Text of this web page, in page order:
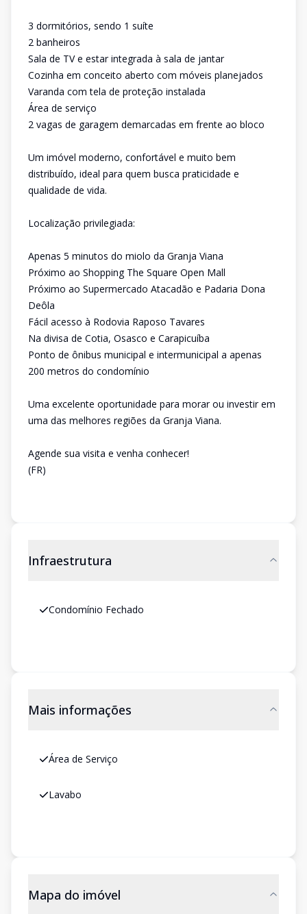
3 dormitórios, sendo 1 suíte
2 banheiros
Sala de TV e estar integrada à sala de jantar
Cozinha em conceito aberto com móveis planejados
Varanda com tela de proteção instalada
Área de serviço
2 vagas de garagem demarcadas em frente ao bloco
Um imóvel moderno, confortável e muito bem
distribuído, ideal para quem busca praticidade e
qualidade de vida.
Localização privilegiada:
Apenas 5 minutos do miolo da Granja Viana
Próximo ao Shopping The Square Open Mall
Próximo ao Supermercado Atacadão e Padaria Dona
Deôla
Fácil acesso à Rodovia Raposo Tavares
Na divisa de Cotia, Osasco e Carapicuíba
Ponto de ônibus municipal e intermunicipal a apenas
200 metros do condomínio
Uma excelente oportunidade para morar ou investir em
uma das melhores regiões da Granja Viana.
Agende sua visita e venha conhecer!
(FR)
Infraestrutura
Condomínio Fechado
Mais informações
Área de Serviço
Lavabo
Mapa do imóvel